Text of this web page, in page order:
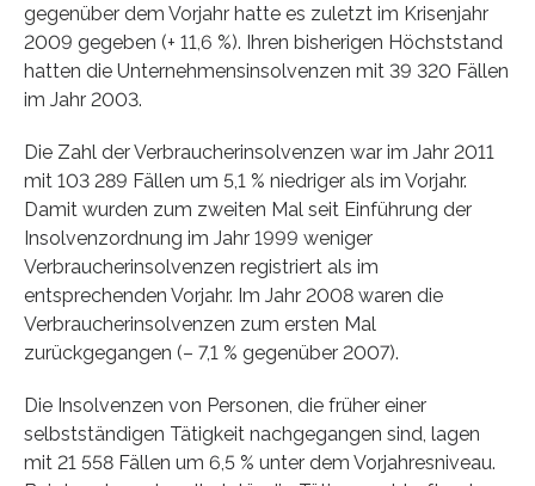
gegenüber dem Vorjahr hatte es zuletzt im Krisenjahr
2009 gegeben (+ 11,6 %). Ihren bisherigen Höchststand
hatten die Unternehmensinsolvenzen mit 39 320 Fällen
im Jahr 2003.
Die Zahl der Verbraucherinsolvenzen war im Jahr 2011
mit 103 289 Fällen um 5,1 % niedriger als im Vorjahr.
Damit wurden zum zweiten Mal seit Einführung der
Insolvenzordnung im Jahr 1999 weniger
Verbraucherinsolvenzen registriert als im
entsprechenden Vorjahr. Im Jahr 2008 waren die
Verbraucherinsolvenzen zum ersten Mal
zurückgegangen (– 7,1 % gegenüber 2007).
Die Insolvenzen von Personen, die früher einer
selbstständigen Tätigkeit nachgegangen sind, lagen
mit 21 558 Fällen um 6,5 % unter dem Vorjahresniveau.